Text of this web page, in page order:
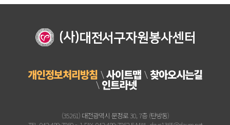
개인정보처리방침 사이트맵 찾아오시는길
인트라넷
(35261) 대전광역시 문정로 30, 7층 (탄방동)